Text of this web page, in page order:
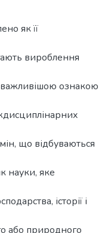
як її
вироблення
ознакою
що відбуваються
науки, яке
історії і
або природного